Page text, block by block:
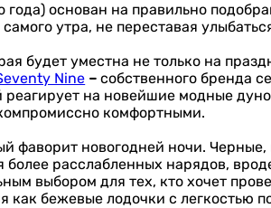
основан на правильно
утра, не переставая
будет уместна не только на
Nine –собственного бренда
на новейшие модные
комфортными.
фаворит новогодней ночи.
более расслабленных нарядов,
выбором для тех, кто хочет
как бежевые лодочки с легкостью